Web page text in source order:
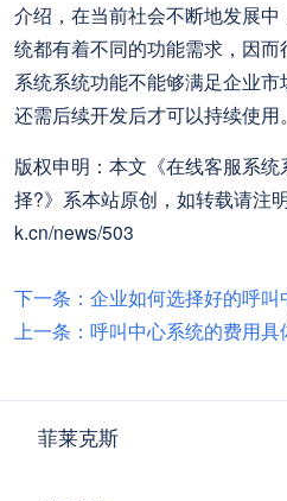
介绍，在当前社会不断地发展
统都有着不同的功能需求，因
系统系统功能不能够满足企业
还需后续开发后才可以持续使用。
版权申明：本文《在线客服系
择?》系本站原创，如转载请注
k.cn/news/503
下一条：企业如何选择好的呼叫
上一条：呼叫中心系统的费用
菲莱克斯